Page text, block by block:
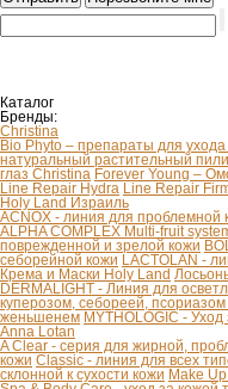
Каталог
Бренды:
Christina
Bio Phyto – препараты для
натуральный растительный
глаз Christina Forever Young –
Line Repair Hydra Line Repair
Holy Land Израиль
ACNOX - линия для проблемной
ALPHA COMPLEX Multi-fruit
поврежденной и зрелой кожи
себорейной кожи LACTOLAN -
Крема и Маски Holy Land
DERMALIGHT - Линия для
куперозом, себореей,
женьшенем MYTHOLOGIC -
Anna Lotan
A Clear - серия для жирной,
кожи Classic - линия для всех
склонной к сухости кожи Make